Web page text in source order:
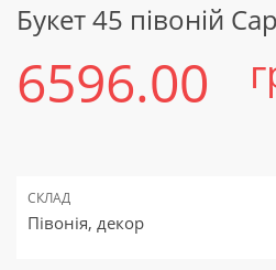
Букет 45 півоній
6596.00
СКЛАД
Півонія, декор